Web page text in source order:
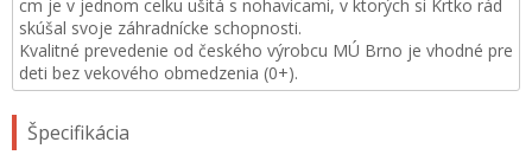
cm je v jednom celku ušitá s nohavicami, v ktorých si Krtko rád
skúšal svoje záhradnícke schopnosti.
Kvalitné prevedenie od českého výrobcu MÚ Brno je vhodné pre
deti bez vekového obmedzenia (0+).
Špecifikácia